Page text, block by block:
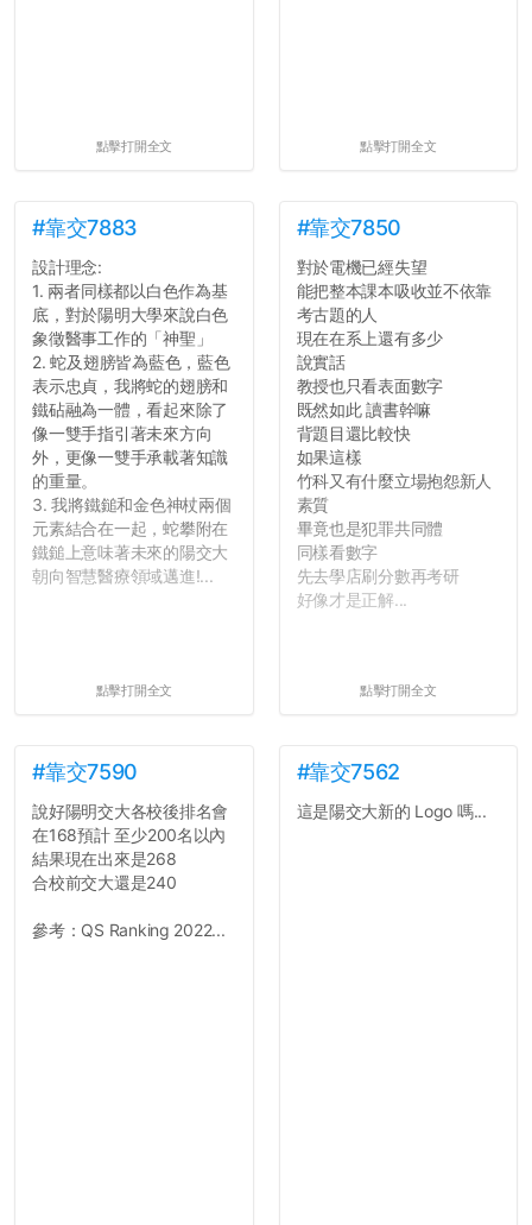
點擊打開全文 點擊打開全文
#靠交7883
設計理念:
1. 兩者同樣都以白色作為基
底，對於陽明大學來說白色
象徵醫事工作的「神聖」
2. 蛇及翅膀皆為藍色，藍色
表示忠貞，我將蛇的翅膀和
鐵砧融為一體，看起來除了
像一雙手指引著未來方向
外，更像一雙手承載著知識
的重量。
3. 我將鐵鎚和金色神杖兩個
元素結合在一起，蛇攀附在
鐵鎚上意味著未來的陽交大
朝向智慧醫療領域邁進!...
點擊打開全文
#靠交7850
對於電機已經失望
能把整本課本吸收並不依靠
考古題的人
現在在系上還有多少
說實話
教授也只看表面數字
既然如此 讀書幹嘛
背題目還比較快
如果這樣
竹科又有什麼立場抱怨新人
素質
畢竟也是犯罪共同體
同樣看數字
先去學店刷分數再考研
好像才是正解...
點擊打開全文
#靠交7590
說好陽明交大各校後排名會
在168預計 至少200名以內
結果現在出來是268
合校前交大還是240
參考：QS Ranking 2022...
#靠交7562
這是陽交大新的 Logo 嗎...